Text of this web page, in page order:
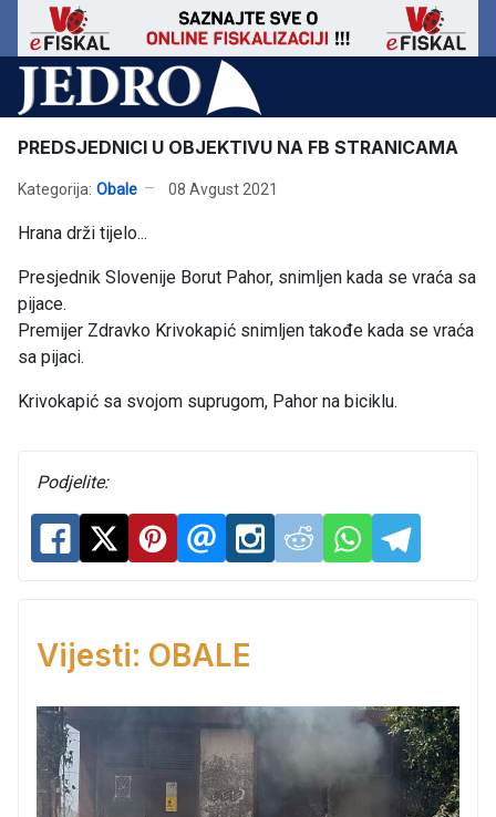
PREDSJEDNICI U OBJEKTIVU NA FB STRANICAMA
Kategorija: Obale 08 Avgust 2021
Hrana drži tijelo...
Presjednik Slovenije Borut Pahor, snimljen kada se vraća sa
pijace.
Premijer Zdravko Krivokapić snimljen takođe kada se vraća
sa pijaci.
Krivokapić sa svojom suprugom, Pahor na biciklu.
Podjelite:
Vijesti: OBALE